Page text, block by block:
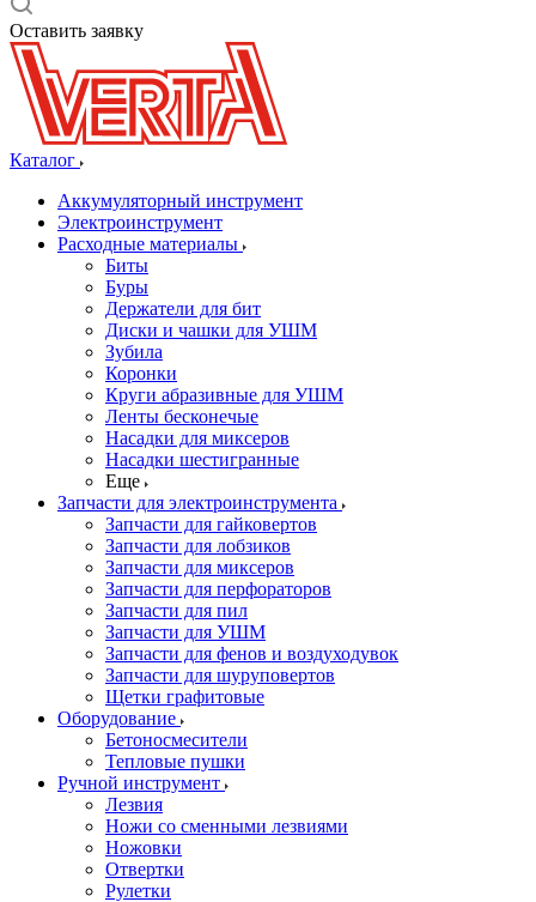
Оставить заявку
Каталог
Аккумуляторный инструмент
Электроинструмент
Расходные материалы
Биты
Буры
Держатели для бит
Диски и чашки для УШМ
Зубила
Коронки
Круги абразивные для УШМ
Ленты бесконечые
Насадки для миксеров
Насадки шестигранные
Еще
Запчасти для электроинструмента
Запчасти для гайковертов
Запчасти для лобзиков
Запчасти для миксеров
Запчасти для перфораторов
Запчасти для пил
Запчасти для УШМ
Запчасти для фенов и воздуходувок
Запчасти для шуруповертов
Щетки графитовые
Оборудование
Бетоносмесители
Тепловые пушки
Ручной инструмент
Лезвия
Ножи со сменными лезвиями
Ножовки
Отвертки
Рулетки